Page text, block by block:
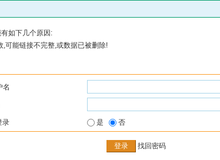
如下几个原因:
可能链接不完整,或数据已被删除!
名
录 是 否
找回密码